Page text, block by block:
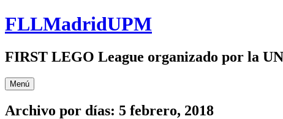
Saltar
al
FLLMadridUPM
FIRST LEGO League organizado por la
Menú
Archivo por días: 5 febrero, 2018